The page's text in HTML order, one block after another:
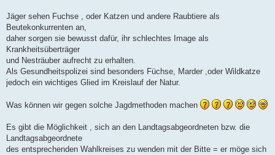
Jäger sehen Fuchse , oder Katzen und andere Raubtiere als
Beutekonkurrenten an,
daher sorgen sie bewusst dafür, ihr schlechtes Image als
Krankheitsüberträger
und Nesträuber aufrecht zu erhalten.
Als Gesundheitspolizei sind besonders Füchse, Marder ,oder Wildkatze
jedoch ein wichtiges Glied im Kreislauf der Natur.
Was können wir gegen solche Jagdmethoden machen
Es gibt die Möglichkeit , sich an den Landtagsabgeordneten bzw. die
Landtagsabgeordnete
des entsprechenden Wahlkreises zu wenden mit der Bitte = er möge sich